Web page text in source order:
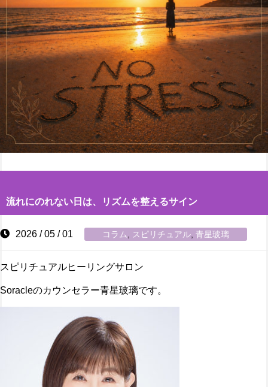
流れにのれない日は、リズムを整えるサイン
2026 / 05 / 01 コラム スピリチュアル 青星玻璃
スピリチュアルヒーリングサロン
Soracleのカウンセラー青星玻璃です。